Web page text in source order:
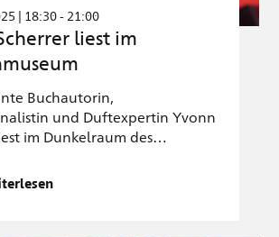
| 18:30 - 21:00
liest im
Buchautorin,
und Duftexpertin Yvonn
im Dunkelraum des…